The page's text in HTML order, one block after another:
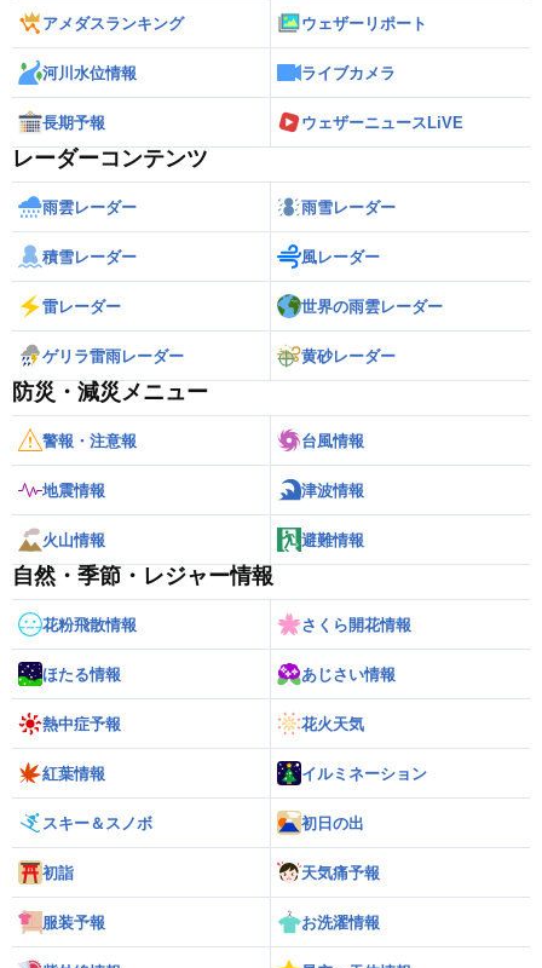
アメダスランキング ウェザーリポート
河川水位情報 ライブカメラ
長期予報 ウェザーニュースLiVE
レーダーコンテンツ
雨雲レーダー 雨雪レーダー
積雪レーダー 風レーダー
雷レーダー 世界の雨雲レーダー
ゲリラ雷雨レーダー 黄砂レーダー
防災・減災メニュー
警報・注意報 台風情報
地震情報 津波情報
火山情報 避難情報
自然・季節・レジャー情報
花粉飛散情報 さくら開花情報
ほたる情報 あじさい情報
熱中症予報 花火天気
紅葉情報 イルミネーション
スキー＆スノボ 初日の出
初詣 天気痛予報
服装予報 お洗濯情報